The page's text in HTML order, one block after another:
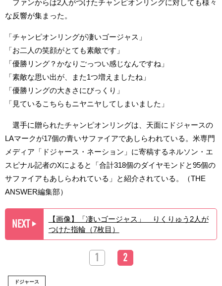
ファンからは2人がつけたチャンピオンリングに対しても様々
な反響が集まった。
「チャンピオンリングが凄いゴージャス」
「お二人の笑顔がとても素敵です」
「優勝リング？かなりごっつい感じなんですね」
「素敵な思い出が、また1つ増えましたね」
「優勝リングの大きさにびっくり」
「見ているこちらもニヤニヤしてしまいました」
選手に贈られたチャンピオンリングは、天面にドジャースの
LAマークが17個の青いサファイアであしらわれている。米専門
メディア「ドジャース・ネーション」に寄稿するネルソン・エ
スピナル記者のXによると「合計318個のダイヤモンドと95個の
サファイアもあしらわれている」と紹介されている。（THE
ANSWER編集部）
NEXT ▶︎
【画像】「凄いゴージャス」 りくりゅう2人が
つけた指輪（7枚目）
1 2
ドジャース